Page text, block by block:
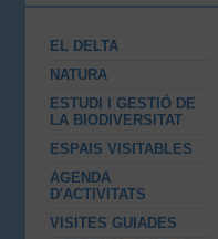
EL DELTA
NATURA
ESTUDI I GESTIÓ DE
LA BIODIVERSITAT
ESPAIS VISITABLES
AGENDA
D'ACTIVITATS
VISITES GUIADES